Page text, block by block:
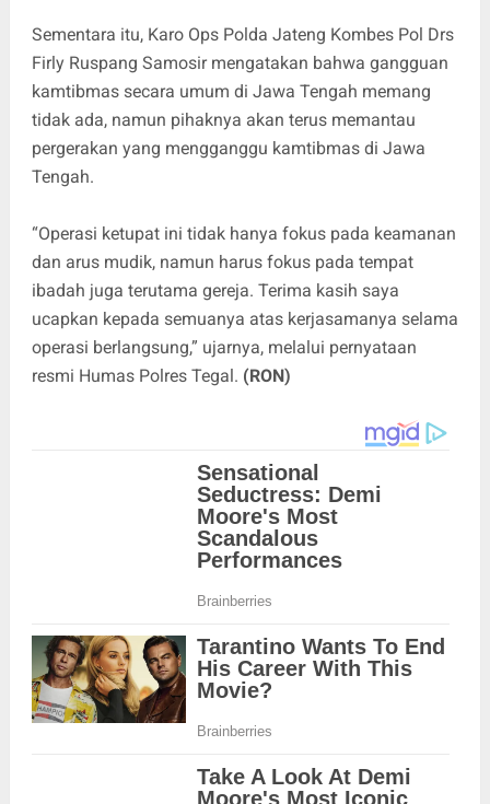
Sementara itu, Karo Ops Polda Jateng Kombes Pol Drs
Firly Ruspang Samosir mengatakan bahwa gangguan
kamtibmas secara umum di Jawa Tengah memang
tidak ada, namun pihaknya akan terus memantau
pergerakan yang mengganggu kamtibmas di Jawa
Tengah.
“Operasi ketupat ini tidak hanya fokus pada keamanan
dan arus mudik, namun harus fokus pada tempat
ibadah juga terutama gereja. Terima kasih saya
ucapkan kepada semuanya atas kerjasamanya selama
operasi berlangsung,” ujarnya, melalui pernyataan
resmi Humas Polres Tegal. (RON)